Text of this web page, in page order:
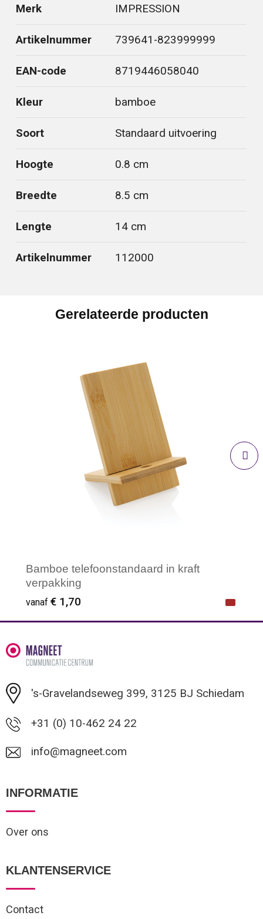
Merk IMPRESSION
Artikelnummer 739641-823999999
EAN-code 8719446058040
Kleur bamboe
Soort Standaard uitvoering
Hoogte 0.8 cm
Breedte 8.5 cm
Lengte 14 cm
Artikelnummer 112000
Gerelateerde producten
Bamboe telefoonstandaard in kraft
verpakking
vanaf € 1,70
Minimale afname: 1
's-Gravelandseweg 399, 3125 BJ Schiedam
+31 (0) 10-462 24 22
info@magneet.com
INFORMATIE
Over ons
KLANTENSERVICE
Contact